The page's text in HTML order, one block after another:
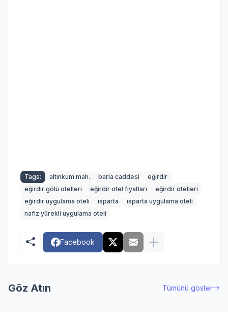
Tags: altınkum mah. barla caddesi
eğirdir
eğirdir gölü otelleri
eğirdir otel fiyatları
eğirdir otelleri
eğirdir uygulama oteli
ısparta
ısparta uygulama oteli
nafiz yürekli uygulama oteli
Facebook
Göz Atın Tümünü göster